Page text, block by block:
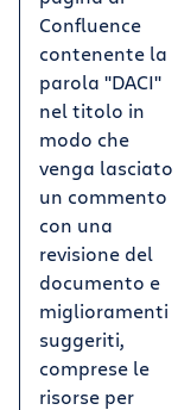
Confluence
contenente la
parola "DACI"
nel titolo in
modo che
venga lasciato
un commento
con una
revisione del
documento e
miglioramenti
suggeriti,
comprese le
risorse per